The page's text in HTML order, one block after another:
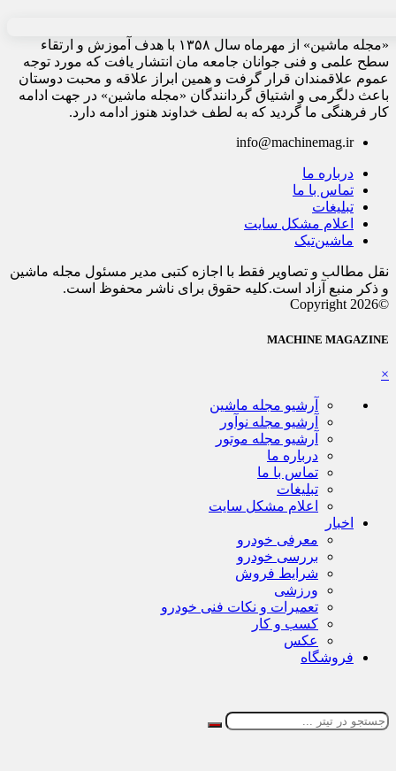
«مجله ماشین» از مهرماه سال ۱۳۵۸ با هدف آموزش و ارتقاء
سطح علمی و فنی جوانان جامعه مان انتشار یافت که مورد توجه
عموم علاقمندان قرار گرفت و همین ابراز علاقه و محبت دوستان
باعث دلگرمی و اشتیاق گردانندگان «مجله ماشین» در جهت ادامه
کار فرهنگی ما گردید که به لطف خداوند هنوز ادامه دارد.
info@machinemag.ir
درباره ما
تماس با ما
تبلیغات
اعلام مشکل سایت
ماشین‌تیک
نقل مطالب و تصاویر فقط با اجازه کتبی مدیر مسئول مجله ماشین
و ذکر منبع آزاد است.کلیه حقوق برای ناشر محفوظ است.
©Copyright 2026
MACHINE MAGAZINE
×
آرشیو مجله ماشین
آرشیو مجله نوآور
آرشیو مجله موتور
درباره ما
تماس با ما
تبلیغات
اعلام مشکل سایت
اخبار
معرفی خودرو
بررسی خودرو
شرایط فروش
ورزشی
تعمیرات و نکات فنی خودرو
کسب و کار
عکس
فروشگاه